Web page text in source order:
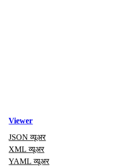
Viewer
JSON व्यूअर
XML व्यूअर
YAML व्यूअर